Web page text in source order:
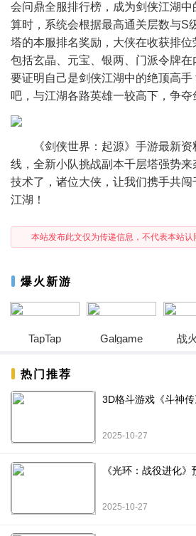
会问鼎全服排行榜，成为剑侠江湖中
算时，系统会根据最高通关层数与S
塔的本服排名奖励，大侠在收获排
包括玄晶、元宝、银两、门派令牌
要证明自己是剑侠江湖中的绝顶高
吧，与江湖各路英雄一较高下，争夺
《剑侠世界：起源》手游最新资
线，全新小队挑战副本千层塔强势
技术了，诸位大侠，让我们携手共
江湖！
本站发布此文仅为传递信息，不代表本站认
爆火新游
TapTap Galgame 战
热门推荐
3D格斗游戏《斗神
2025-10-27
《光环：战役进化
2025-10-27